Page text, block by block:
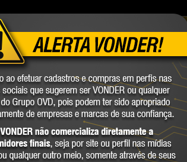
Assistência ao Consumidor |0800 723
Atendimento Comercial: | (41) 2101 0550
Atendimento de segunda a sexta-feira,